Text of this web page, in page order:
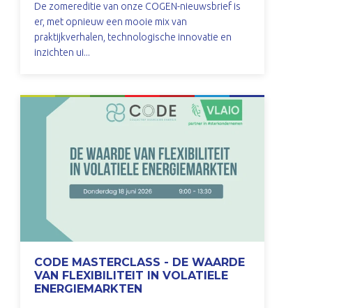
De zomereditie van onze COGEN-nieuwsbrief is
er, met opnieuw een mooie mix van
praktijkverhalen, technologische innovatie en
inzichten ui...
CODE MASTERCLASS - DE WAARDE
VAN FLEXIBILITEIT IN VOLATIELE
ENERGIEMARKTEN